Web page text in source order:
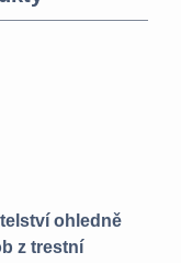
ohledně
z trestní